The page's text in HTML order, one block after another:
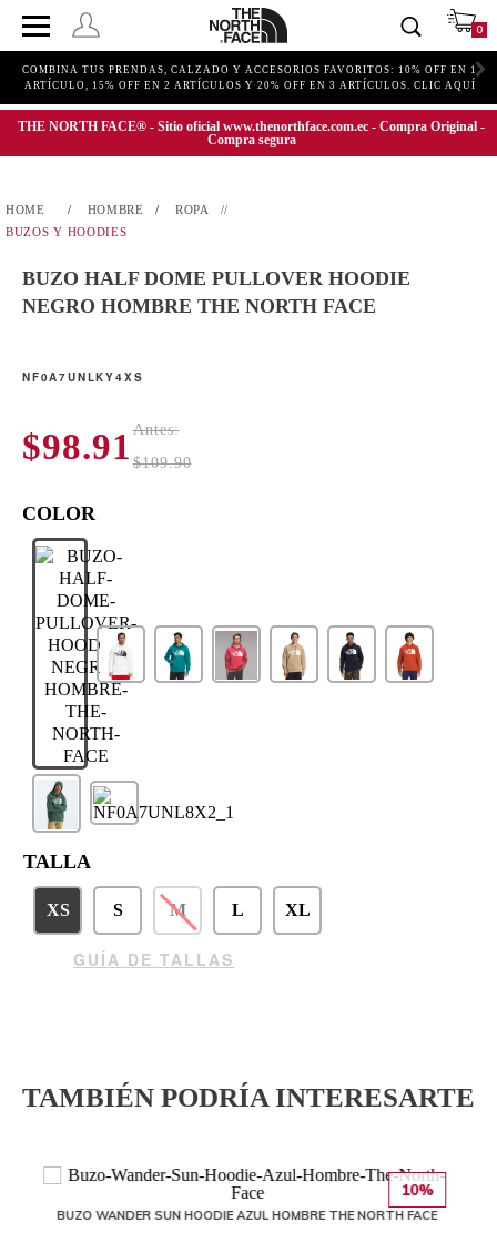
0
COMBINA TUS PRENDAS, CALZADO Y ACCESORIOS FAVORITOS: 10% OFF EN 1
ARTÍCULO, 15% OFF EN 2 ARTÍCULOS Y 20% OFF EN 3 ARTÍCULOS. CLIC AQUÍ
THE NORTH FACE® - Sitio oficial www.thenorthface.com.ec - Compra Original -
Compra segura
HOMBRE
ROPA
BUZOS Y HOODIES
BUZO HALF DOME PULLOVER HOODIE
NEGRO HOMBRE THE NORTH FACE
NF0A7UNLKY4XS
$98.91 Antes:
$109.90
TALLA
XS S M L XL
GUÍA DE TALLAS
TAMBIÉN PODRÍA INTERESARTE
10%
BUZO WANDER SUN HOODIE AZUL HOMBRE THE NORTH FACE